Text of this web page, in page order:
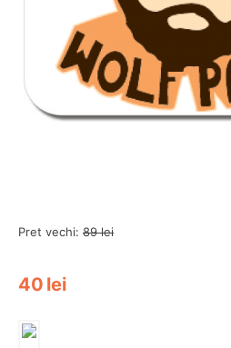
Pret vechi: 89 lei
40 lei